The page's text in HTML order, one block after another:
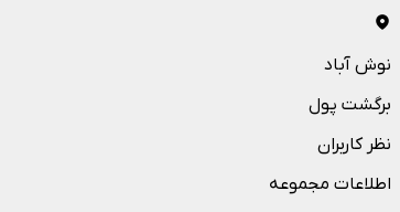
نوش آباد
برگشت پول
نظر کاربران
اطلاعات مجموعه